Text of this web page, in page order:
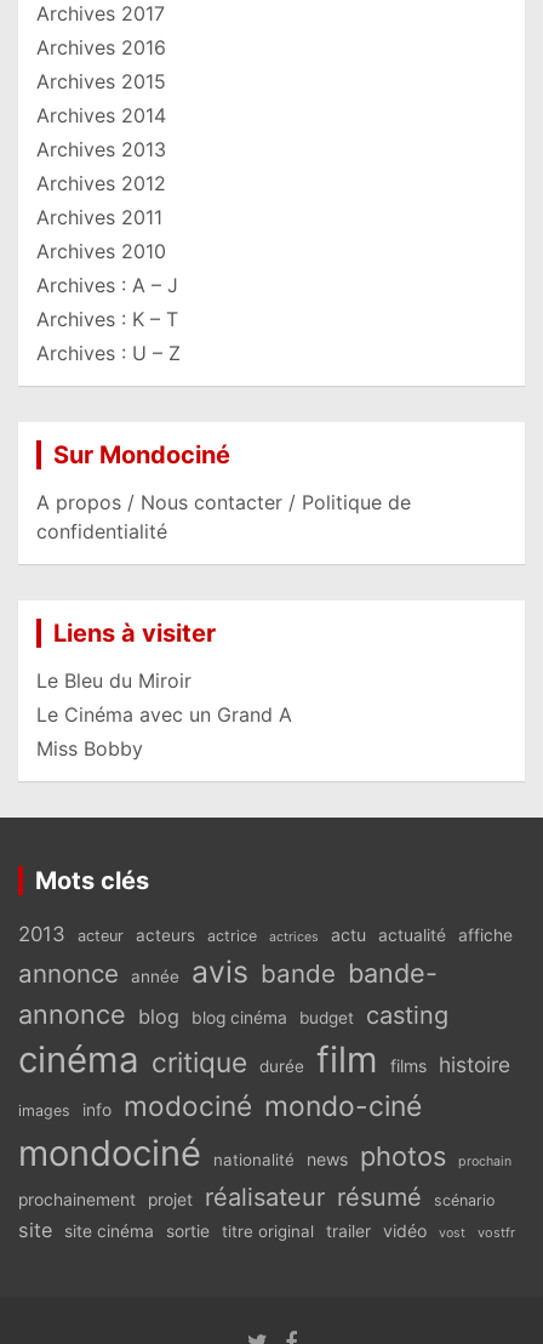
Archives 2017
Archives 2016
Archives 2015
Archives 2014
Archives 2013
Archives 2012
Archives 2011
Archives 2010
Archives : A – J
Archives : K – T
Archives : U – Z
Sur Mondociné
A propos / Nous contacter / Politique de
confidentialité
Liens à visiter
Le Bleu du Miroir
Le Cinéma avec un Grand A
Miss Bobby
Mots clés
2013 acteur acteurs actrice actrices actu actualité affiche
annonce année avis bande bande-
annonce blog blog cinéma budget casting
cinéma critique durée film films histoire
images info modociné mondo-ciné
mondociné nationalité news photos prochain
prochainement projet réalisateur résumé scénario
site site cinéma sortie titre original trailer vidéo vost vostfr